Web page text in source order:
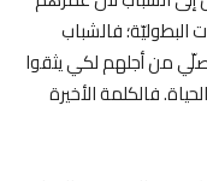
البطوليّة؛ فالشباب
من أجلهم لكي يثقوا
فالكلمة الأخيرة